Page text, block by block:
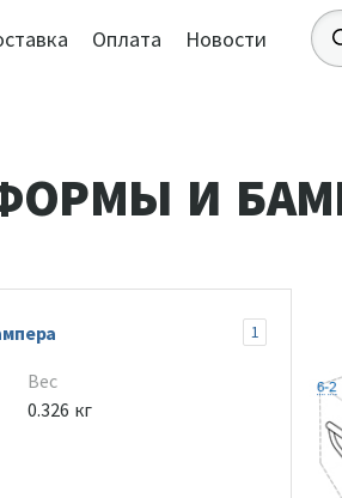
Оплата Новости
И
1
Вес
0.326 кг